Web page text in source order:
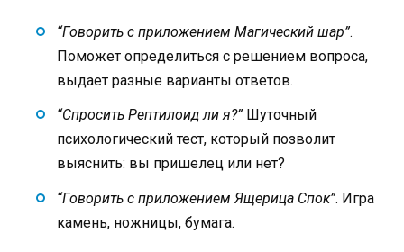
“Говорить с приложением Магический шар”.
Поможет определиться с решением вопроса,
выдает разные варианты ответов.
“Спросить Рептилоид ли я?” Шуточный
психологический тест, который позволит
выяснить: вы пришелец или нет?
“Говорить с приложением Ящерица Спок”. Игра
камень, ножницы, бумага.